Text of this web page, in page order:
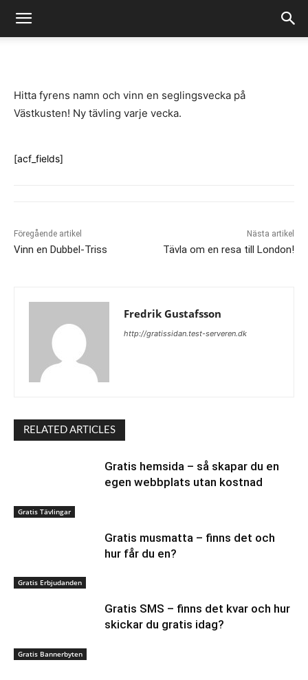
Hitta fyrens namn och vinn en seglingsvecka på
Västkusten! Ny tävling varje vecka.
[acf_fields]
Föregående artikel
Vinn en Dubbel-Triss
Nästa artikel
Tävla om en resa till London!
Fredrik Gustafsson
http://gratissidan.test-serveren.dk
RELATED ARTICLES
Gratis Tävlingar
Gratis hemsida – så skapar du en
egen webbplats utan kostnad
Gratis Erbjudanden
Gratis musmatta – finns det och
hur får du en?
Gratis Bannerbyten
Gratis SMS – finns det kvar och hur
skickar du gratis idag?